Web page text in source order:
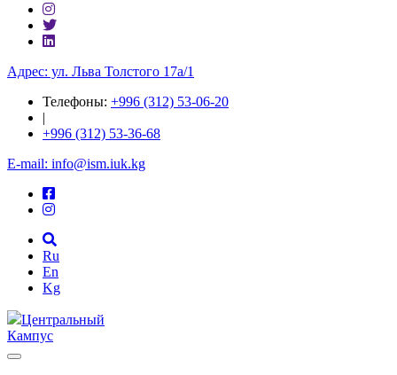
Адрес: ул. ​Льва Толстого 17а/1
Телефоны: +996 (312) 53-06-20
|
+996 (312) 53-36-68
E-mail: info@ism.iuk.kg
Ru
En
Kg
Центральный
Кампус